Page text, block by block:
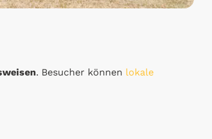
. Besucher können lokale